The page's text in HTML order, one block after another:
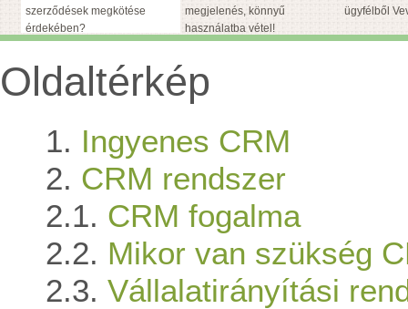
szerződések megkötése
érdekében?
megjelenés, könnyű
használatba vétel!
ügyfélből
Oldaltérkép
Ingyenes CRM
CRM rendszer
CRM fogalma
Mikor van szükség
Vállalatirányítási